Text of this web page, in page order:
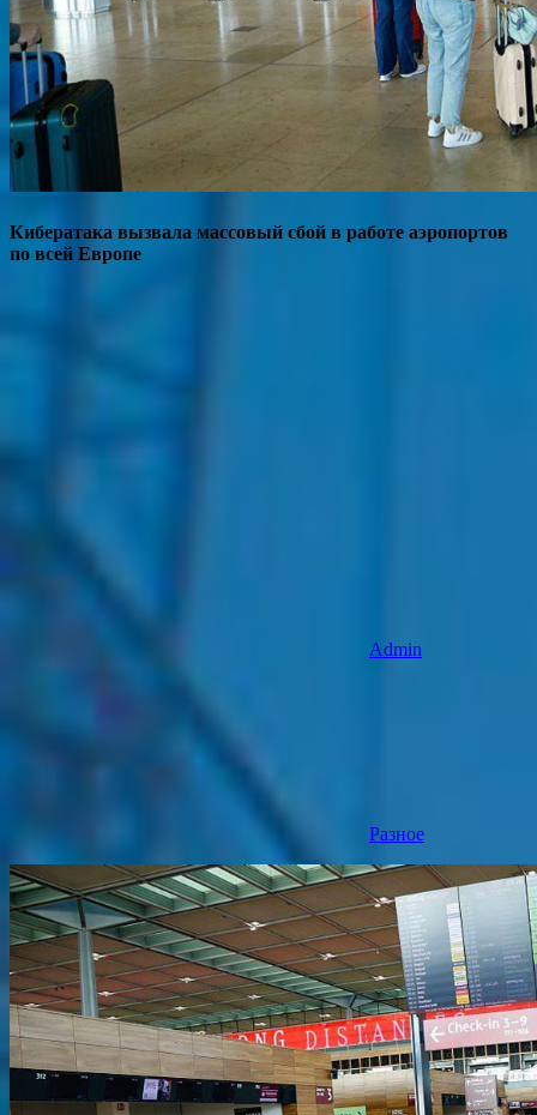
Кибератака вызвала массовый сбой в работе аэропортов
по всей Европе
Admin
Разное